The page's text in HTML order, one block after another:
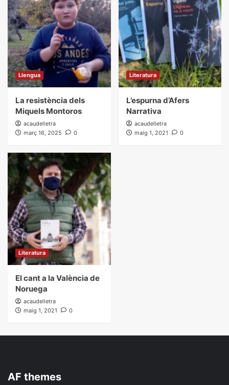
Llengua
La resistència dels
Miquels Montoros
acaudelletra
març 16, 2025
0
Literatura
L’espurna d’Afers
Narrativa
acaudelletra
maig 1, 2021
0
Literatura
El cant a la València de
Noruega
acaudelletra
maig 1, 2021
0
AF themes